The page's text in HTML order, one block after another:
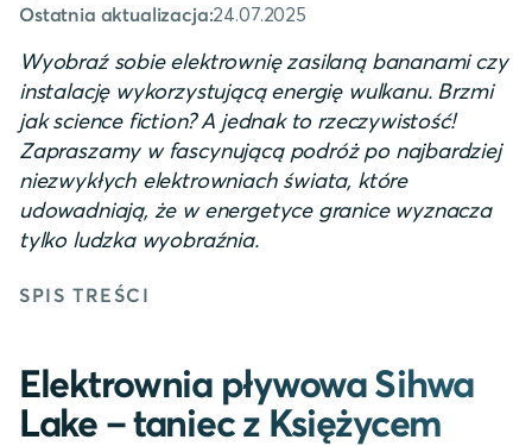
Ostatnia aktualizacja:24.07.2025
Wyobraź sobie elektrownię zasilaną bananami czy
instalację wykorzystującą energię wulkanu. Brzmi
jak science fiction? A jednak to rzeczywistość!
Zapraszamy w fascynującą podróż po najbardziej
niezwykłych elektrowniach świata, które
udowadniają, że w energetyce granice wyznacza
tylko ludzka wyobraźnia.
SPIS TREŚCI
Elektrownia pływowa Sihwa
Lake – taniec z Księżycem